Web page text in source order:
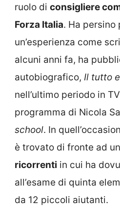
ruolo di consigliere
Forza Italia. Ha persino
un’esperienza come
alcuni anni fa, ha
autobiografico, Il tutto
nell’ultimo periodo in
programma di Nicola
school. In
è trovato di fronte ad
ricorrenti in cui ha
all’esame di quinta
da 12 piccoli aiutanti.